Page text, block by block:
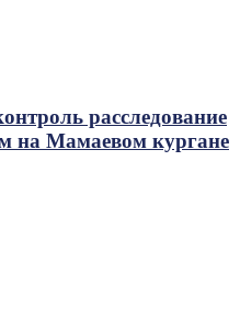
расследование
на Мамаевом кургане